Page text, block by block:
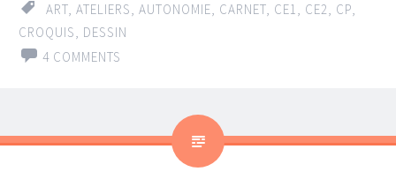
ART, ATELIERS, AUTONOMIE, CARNET, CE1, CE2, CP,
CROQUIS, DESSIN
4 COMMENTS